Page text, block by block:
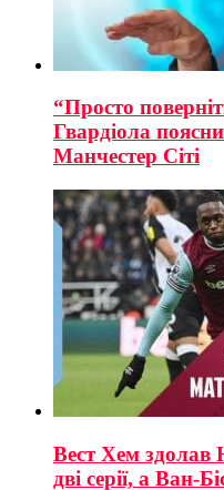
“Просто
Гвардіола
Манчестер Сіті
Вест Хем здолав
дві серії, а Ван-